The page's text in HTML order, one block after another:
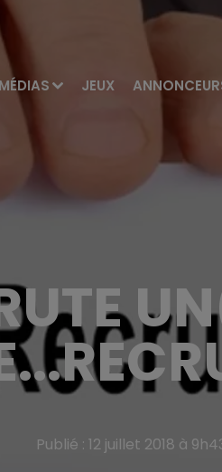
MÉDIAS JEUX
Publié : 12 juillet 2018 à